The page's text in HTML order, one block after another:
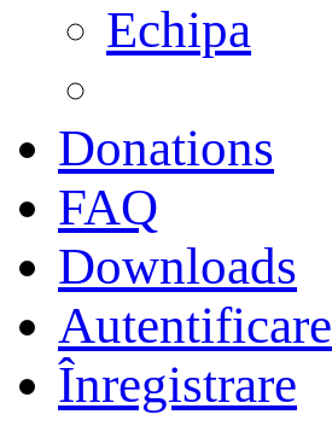
Echipa
Donations
FAQ
Downloads
Autentificare
Înregistrare